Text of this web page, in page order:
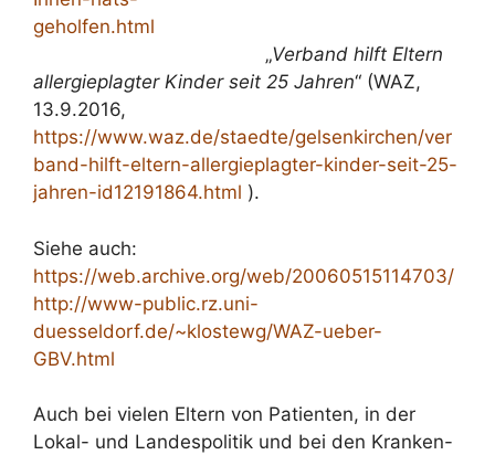
geholfen.html
„Verband hilft Eltern
allergieplagter Kinder seit 25 Jahren“ (WAZ,
13.9.2016,
https://www.waz.de/staedte/gelsenkirchen/ver
band-hilft-eltern-allergieplagter-kinder-seit-25-
jahren-id12191864.html ).
Siehe auch:
https://web.archive.org/web/20060515114703/
http://www-public.rz.uni-
duesseldorf.de/~klostewg/WAZ-ueber-
GBV.html
Auch bei vielen Eltern von Patienten, in der
Lokal- und Landespolitik und bei den Kranken-